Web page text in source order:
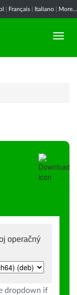
Français Italiano More...
operačný
dropdown if